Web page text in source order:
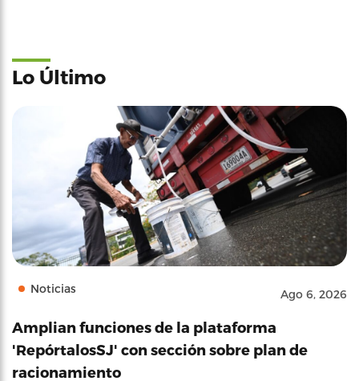
Lo Último
Noticias Ago 6, 2026
Amplian funciones de la plataforma
'RepórtalosSJ' con sección sobre plan de
racionamiento